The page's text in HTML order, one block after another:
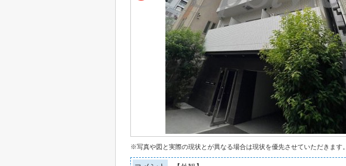
※写真や図と実際の現状とが異なる場合は現状を優先させていただきます。